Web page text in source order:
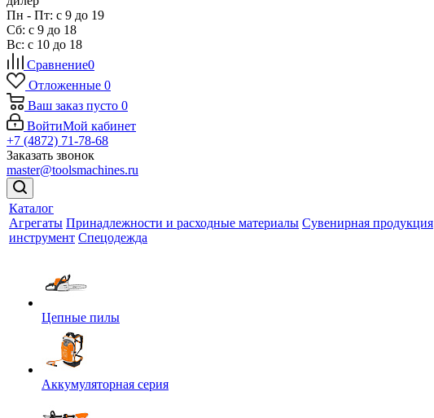
Пн - Пт: с 9 до 19
Сб: с 9 до 18
Вс: с 10 до 18
Сравнение0
Отложенные 0
Ваш заказ пусто 0
ВойтиМой кабинет
+7 (4872) 71-78-68
Заказать звонок
master@toolsmachines.ru
Каталог
Агрегаты Принадлежности и расходные материалы Сувенирная продукция
инструмент Спецодежда
Цепные пилы
Аккумуляторная серия